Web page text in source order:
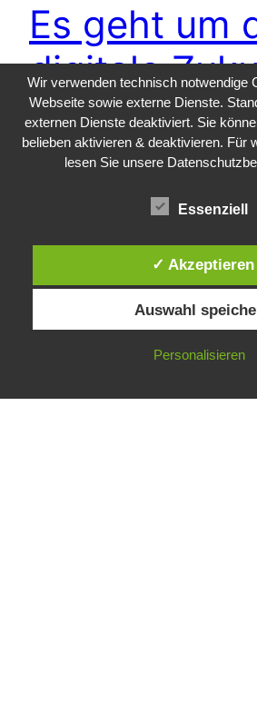
Es geht um
digitale
Europas,
und um
Souveränität.
Heute hat die Europäische
Zukunft Europas“ veröffentlicht,
Wir verwenden technisch notwendige
Webseite sowie externe Dienste.
externen Dienste deaktiviert. Sie
belieben aktivieren & deaktivieren. Für
lesen Sie unsere
Essenziell
✓ Akzeptieren
Auswahl
Personalisieren